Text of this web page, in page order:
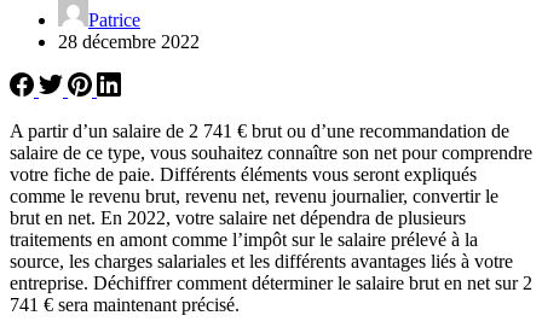
Patrice
28 décembre 2022
A partir d’un salaire de 2 741 € brut ou d’une recommandation de
salaire de ce type, vous souhaitez connaître son net pour comprendre
votre fiche de paie. Différents éléments vous seront expliqués
comme le revenu brut, revenu net, revenu journalier, convertir le
brut en net. En 2022, votre salaire net dépendra de plusieurs
traitements en amont comme l’impôt sur le salaire prélevé à la
source, les charges salariales et les différents avantages liés à votre
entreprise. Déchiffrer comment déterminer le salaire brut en net sur 2
741 € sera maintenant précisé.